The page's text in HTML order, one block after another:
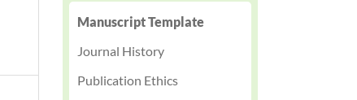
Manuscript Template
Journal History
Publication Ethics